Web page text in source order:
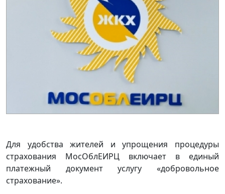
Для удобства жителей и упрощения процедуры
страхования МосОблЕИРЦ включает в единый
платежный документ услугу «добровольное
страхование».